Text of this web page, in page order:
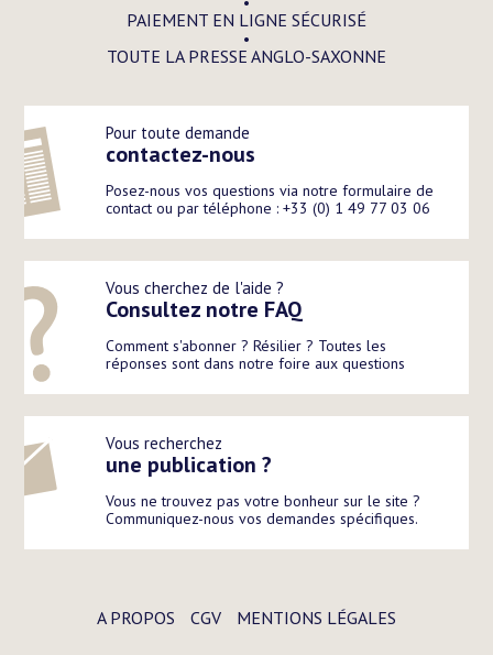
PAIEMENT EN LIGNE SÉCURISÉ
TOUTE LA PRESSE ANGLO-SAXONNE
Pour toute demande
contactez-nous
Posez-nous vos questions via notre formulaire de
contact ou par téléphone : +33 (0) 1 49 77 03 06
Vous cherchez de l'aide ?
Consultez notre FAQ
Comment s'abonner ? Résilier ? Toutes les
réponses sont dans notre foire aux questions
Vous recherchez
une publication ?
Vous ne trouvez pas votre bonheur sur le site ?
Communiquez-nous vos demandes spécifiques.
A PROPOS CGV MENTIONS LÉGALES